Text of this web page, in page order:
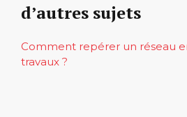
d’autres sujets
Comment repérer un réseau
travaux ?